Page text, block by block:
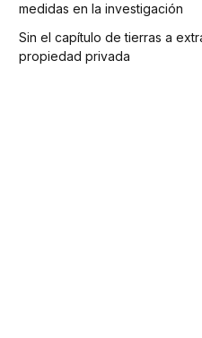
medidas en la investigación
Sin el capítulo de tierras a
propiedad privada